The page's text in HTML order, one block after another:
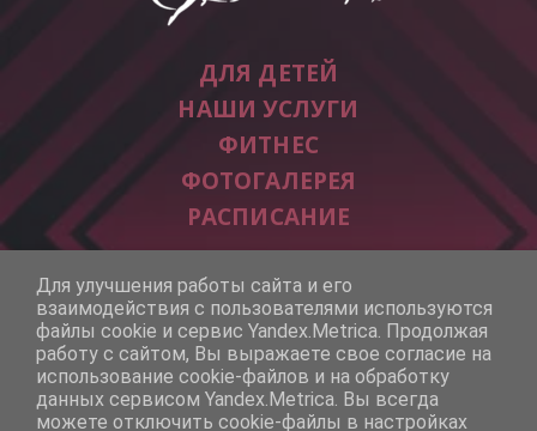
ДЛЯ ДЕТЕЙ
НАШИ УСЛУГИ
ФИТНЕС
ФОТОГАЛЕРЕЯ
РАСПИСАНИЕ
тел. (846) 992-33-99
© УСЦ "Грация", 2026
Для улучшения работы сайта и его
взаимодействия с пользователями используются
файлы cookie и сервис Yandex.Metrica. Продолжая
работу с сайтом, Вы выражаете свое согласие на
использование cookie-файлов и на обработку
данных сервисом Yandex.Metrica. Вы всегда
можете отключить cookie-файлы в настройках